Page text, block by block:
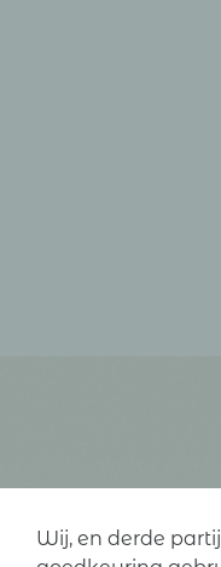
Wij, en derde